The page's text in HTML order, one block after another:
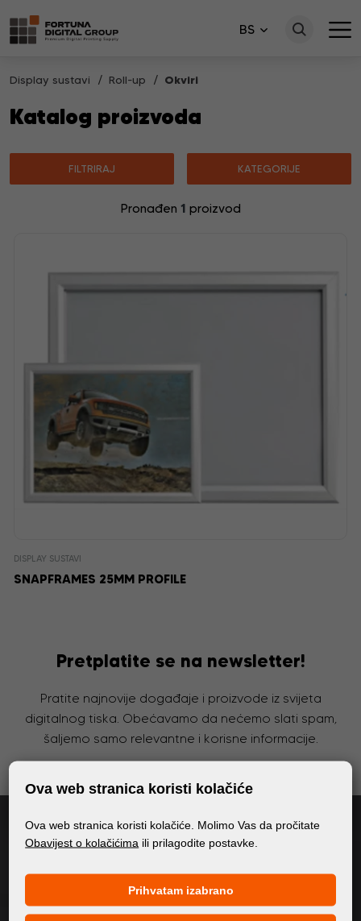
BS
Display sustavi Roll-up Okviri
Katalog proizvoda
FILTRIRAJ KATEGORIJE
Pronađen 1 proizvod
DISPLAY SUSTAVI
SNAPFRAMES 25MM PROFILE
Pretplatite se na newsletter!
Pratite najnovije događaje i proizvode iz svijeta
digitalnog tiska. Obećavamo da nećemo slati spam,
šaljemo samo relevantne i korisne informacije.
Prihvaćamopće uvjete (GDPR)
Ova web stranica koristi kolačiće
Ova web stranica koristi kolačiće. Molimo Vas da pročitate
Obavijest o kolačićima ili prilagodite postavke.
Prihvatam izabrano